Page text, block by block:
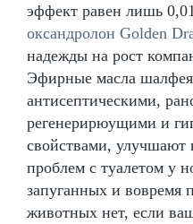
эффект равен лишь
оксандролон Golden
надежды на рост
Эфирные масла
антисептическими,
регенерирюущими и
свойствами,
проблем с туалетом у
запуганных и вовремя
животных нет, если